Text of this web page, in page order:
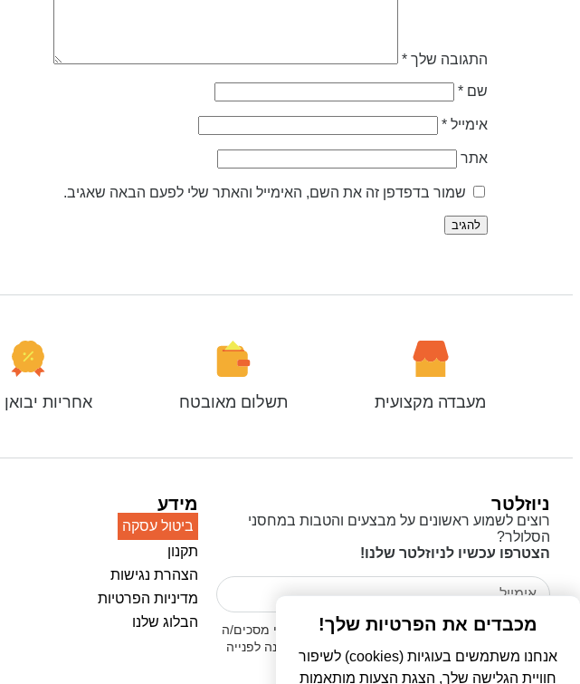
התגובה שלך *
שם *
אימייל *
אתר
שמור בדפדפן זה את השם, האימייל והאתר שלי לפעם הבאה שאגיב.
מעבדה מקצועית תשלום מאובטח אחריות
ניוזלטר
רוצים לשמוע ראשונים על מבצעים והטבות במחסני
הסלולר?
הצטרפו עכשיו לניוזלטר שלנו!
אני מאשר/ת כי קראתי אתמדיניות הפרטיות
ואני מסכים/ה
לשימוש בפרטים שמסרתי לצורך יצירת קשר ומענה לפנייה
שלי.
מידע
ביטול עסקה
תקנון
הצהרת נגישות
מדיניות הפרטיות
הבלוג שלנו
מכבדים את הפרטיות שלך!
אנחנו משתמשים בעוגיות (cookies) לשיפור
חוויית הגלישה שלך, הצגת הצעות מותאמות